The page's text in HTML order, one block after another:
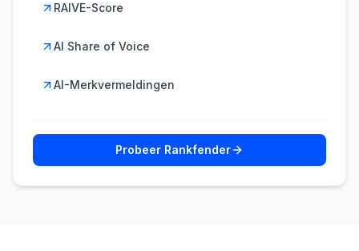
RAIVE-Score
AI Share of Voice
AI-Merkvermeldingen
Probeer Rankfender